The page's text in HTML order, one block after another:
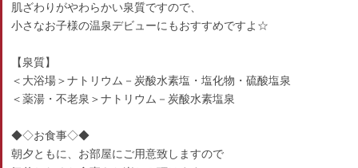
肌ざわりがやわらかい泉質ですので、
小さなお子様の温泉デビューにもおすすめですよ☆
【泉質】
＜大浴場＞ナトリウム－炭酸水素塩・塩化物・硫酸塩泉
＜薬湯・不老泉＞ナトリウム－炭酸水素塩泉
◆◇お食事◇◆
朝夕ともに、お部屋にご用意致しますので